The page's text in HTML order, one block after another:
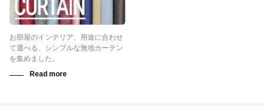
お部屋のインテリア、用途に合わせ
て選べる、シンプルな無地カーテン
を集めました。